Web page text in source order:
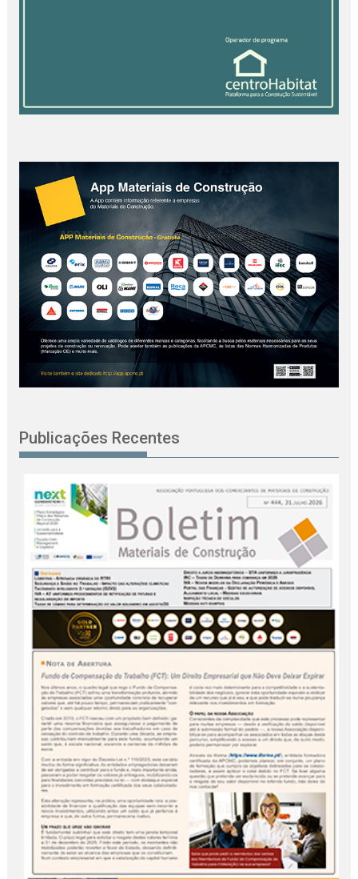
Publicações Recentes